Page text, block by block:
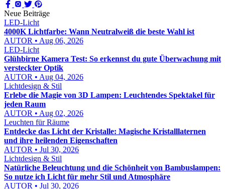
Neue Beiträge
LED-Licht
4000K Lichtfarbe: Wann Neutralweiß die beste Wahl ist
AUTOR • Aug 06, 2026
LED-Licht
Glühbirne Kamera Test: So erkennst du gute Überwachung mit
versteckter Optik
AUTOR • Aug 04, 2026
Lichtdesign & Stil
Erlebe die Magie von 3D Lampen: Leuchtendes Spektakel für
jeden Raum
AUTOR • Aug 02, 2026
Leuchten für Räume
Entdecke das Licht der Kristalle: Magische Kristalllaternen
und ihre heilenden Eigenschaften
AUTOR • Jul 30, 2026
Lichtdesign & Stil
Natürliche Beleuchtung und die Schönheit von Bambuslampen:
So nutze ich Licht für mehr Stil und Atmosphäre
AUTOR • Jul 30, 2026